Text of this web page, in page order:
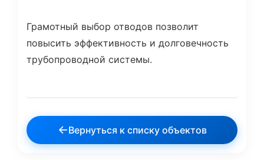
Грамотный выбор отводов позволит
повысить эффективность и долговечность
трубопроводной системы.
←Вернуться к списку объектов